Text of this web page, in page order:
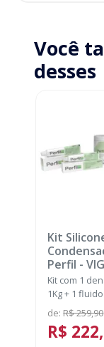
Você
desses
Kit
Perfil -
Kit com 1
1Kg + 1
120g + 1
de:R$ 259,90
R$